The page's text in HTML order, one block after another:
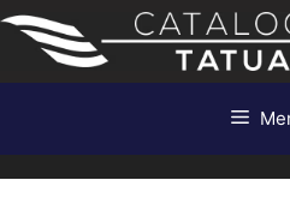
Saltar
contenido